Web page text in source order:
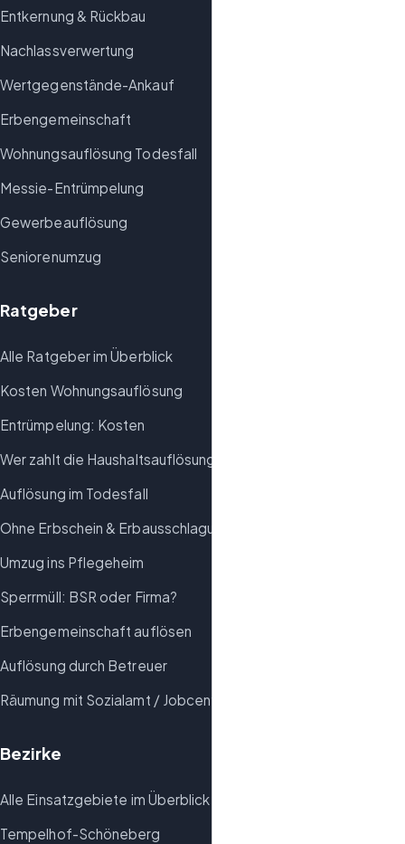
Entkernung & Rückbau
Nachlassverwertung
Wertgegenstände-Ankauf
Erbengemeinschaft
Wohnungsauflösung Todesfall
Messie-Entrümpelung
Gewerbeauflösung
Seniorenumzug
Ratgeber
Alle Ratgeber im Überblick
Kosten Wohnungsauflösung
Entrümpelung: Kosten
Wer zahlt die Haushaltsauflösung?
Auflösung im Todesfall
Ohne Erbschein & Erbausschlagung
Umzug ins Pflegeheim
Sperrmüll: BSR oder Firma?
Erbengemeinschaft auflösen
Auflösung durch Betreuer
Räumung mit Sozialamt / Jobcenter
Bezirke
Alle Einsatzgebiete im Überblick
Tempelhof-Schöneberg